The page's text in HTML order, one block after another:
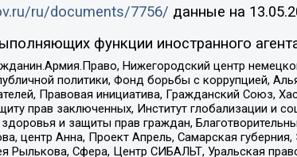
ru/documents/7756/ данные на
функции иностранного
Нижегородский центр
политики, Фонд борьбы с коррупцией,
Правовая инициатива, Гражданский Союз,
прав заключенных, Институт глобализации и
и защиты прав граждан,
центр Анна, Проект Апрель, Самарская
Рылькова, Сфера, Центр СИБАЛЬТ, Уральская